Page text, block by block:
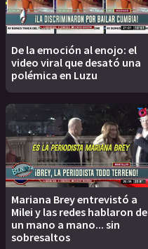
De la emoción al enojo: el
video viral que desató una
polémica en Luzu
Mariana Brey entrevistó a
Milei y las redes hablaron de
un mano a mano... sin
sobresaltos